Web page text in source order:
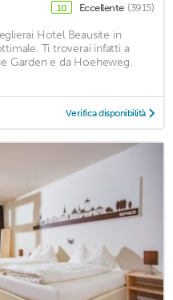
10 Eccellente (3915)
Hotel Beausite in
Ti troverai infatti a
Garden e da Hoeheweg.
Verifica disponibilità